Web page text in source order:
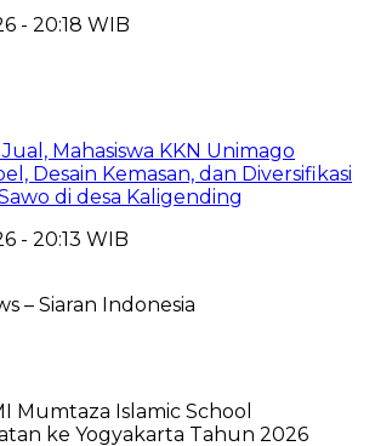
- 20:18 WIB
Mahasiswa KKN Unimago
Desain Kemasan, dan Diversifikasi
di desa Kaligending
- 20:13 WIB
– Siaran Indonesia